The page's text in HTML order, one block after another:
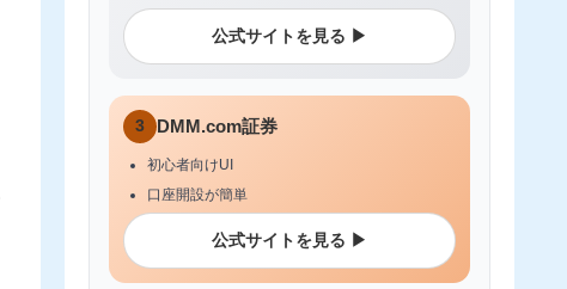
公式サイトを見る ▶
3 DMM.com証券
初心者向けUI
口座開設が簡単
公式サイトを見る ▶